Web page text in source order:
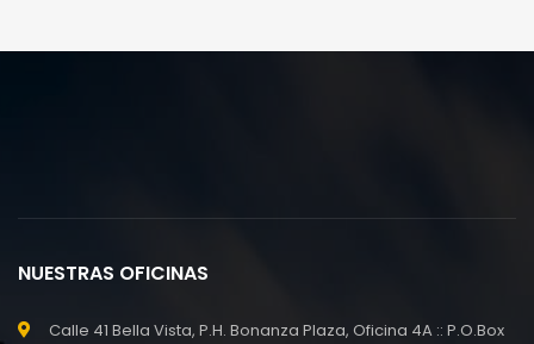
NUESTRAS OFICINAS
Calle 41 Bella Vista, P.H. Bonanza Plaza, Oficina 4A :: P.O.Box